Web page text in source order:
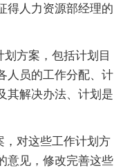
得人力资源部经理的
方案，包括计划目
人员的工作分配、计
其解决办法、计划是
，对这些工作计划方
意见，修改完善这些